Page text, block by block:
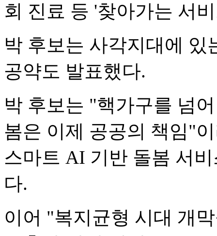
회 진료 등 '찾아가는 서
박 후보는 사각지대에 있
공약도 발표했다.
박 후보는 "핵가구를 넘
봄은 이제 공공의 책임"
스마트 AI 기반 돌봄 서
다.
이어 "복지균형 시대 개